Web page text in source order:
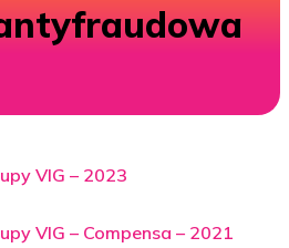
VIG – 2023
VIG – Compensa – 2021